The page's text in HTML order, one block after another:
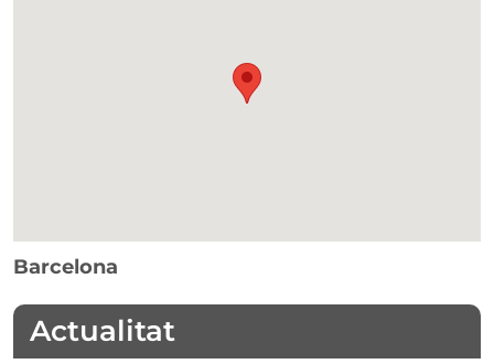
Barcelona
Actualitat